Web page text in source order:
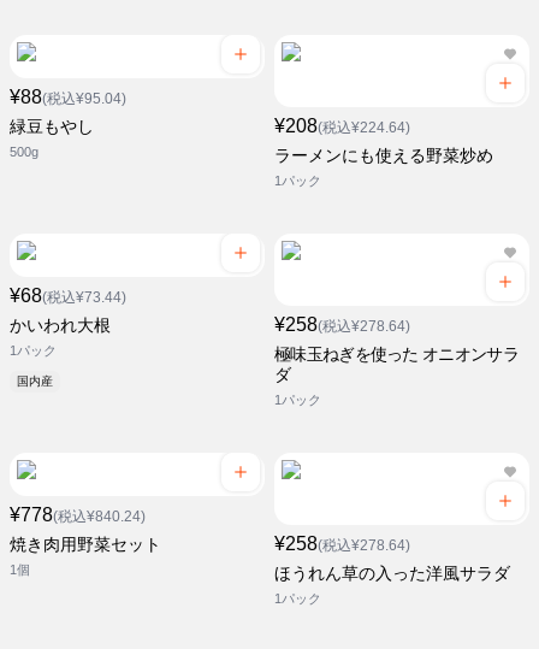
¥88(税込¥95.04)
緑豆もやし
500g
¥208(税込¥224.64)
ラーメンにも使える野菜炒め
1パック
¥68(税込¥73.44)
かいわれ大根
1パック
国内産
¥258(税込¥278.64)
極味玉ねぎを使った オニオンサラ
ダ
1パック
¥778(税込¥840.24)
焼き肉用野菜セット
1個
¥258(税込¥278.64)
ほうれん草の入った洋風サラダ
1パック